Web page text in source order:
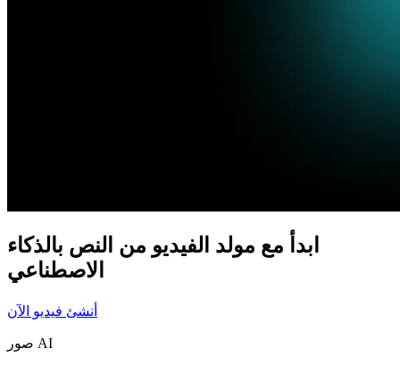
ابدأ مع مولد الفيديو من النص بالذكاء
الاصطناعي
أنشئ فيديو الآن
صور AI